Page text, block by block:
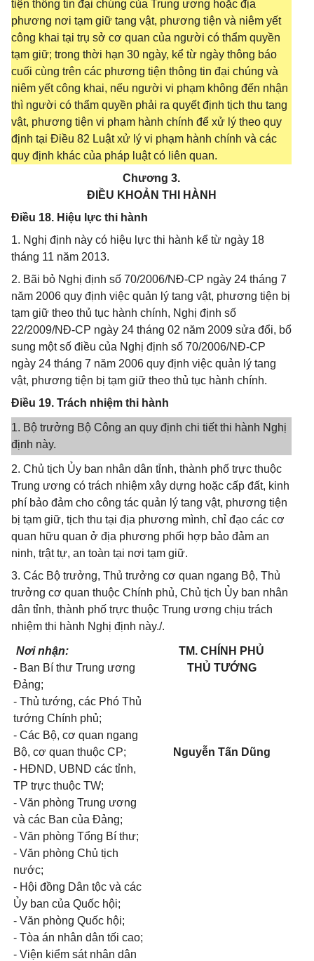
tiện thông tin đại chúng của Trung ương hoặc địa
phương nơi tạm giữ tang vật, phương tiện và niêm yết
công khai tại trụ sở cơ quan của người có thẩm quyền
tạm giữ; trong thời hạn 30 ngày, kể từ ngày thông báo
cuối cùng trên các phương tiện thông tin đại chúng và
niêm yết công khai, nếu người vi phạm không đến nhận
thì người có thẩm quyền phải ra quyết định tịch thu tang
vật, phương tiện vi phạm hành chính để xử lý theo quy
định tại Điều 82 Luật xử lý vi phạm hành chính và các
quy định khác của pháp luật có liên quan.
Chương 3.
ĐIỀU KHOẢN THI HÀNH
Điều 18. Hiệu lực thi hành
1. Nghị định này có hiệu lực thi hành kể từ ngày 18
tháng 11 năm 2013.
2. Bãi bỏ Nghị định số 70/2006/NĐ-CP ngày 24 tháng 7
năm 2006 quy định việc quản lý tang vật, phương tiện bị
tạm giữ theo thủ tục hành chính, Nghị định số
22/2009/NĐ-CP ngày 24 tháng 02 năm 2009 sửa đổi, bổ
sung một số điều của Nghị định số 70/2006/NĐ-CP
ngày 24 tháng 7 năm 2006 quy định việc quản lý tang
vật, phương tiện bị tạm giữ theo thủ tục hành chính.
Điều 19. Trách nhiệm thi hành
1. Bộ trưởng Bộ Công an quy định chi tiết thi hành Nghị
định này.
2. Chủ tịch Ủy ban nhân dân tỉnh, thành phố trực thuộc
Trung ương có trách nhiệm xây dựng hoặc cấp đất, kinh
phí bảo đảm cho công tác quản lý tang vật, phương tiện
bị tạm giữ, tịch thu tại địa phương mình, chỉ đạo các cơ
quan hữu quan ở địa phương phối hợp bảo đảm an
ninh, trật tự, an toàn tại nơi tạm giữ.
3. Các Bộ trưởng, Thủ trưởng cơ quan ngang Bộ, Thủ
trưởng cơ quan thuộc Chính phủ, Chủ tịch Ủy ban nhân
dân tỉnh, thành phố trực thuộc Trung ương chịu trách
nhiệm thi hành Nghị định này./.
Nơi nhận:
- Ban Bí thư Trung ương
Đảng;
- Thủ tướng, các Phó Thủ
tướng Chính phủ;
- Các Bộ, cơ quan ngang
Bộ, cơ quan thuộc CP;
- HĐND, UBND các tỉnh,
TP trực thuộc TW;
- Văn phòng Trung ương
và các Ban của Đảng;
- Văn phòng Tổng Bí thư;
- Văn phòng Chủ tịch
nước;
- Hội đồng Dân tộc và các
Ủy ban của Quốc hội;
- Văn phòng Quốc hội;
- Tòa án nhân dân tối cao;
- Viện kiểm sát nhân dân
TM. CHÍNH PHỦ
THỦ TƯỚNG
Nguyễn Tấn Dũng